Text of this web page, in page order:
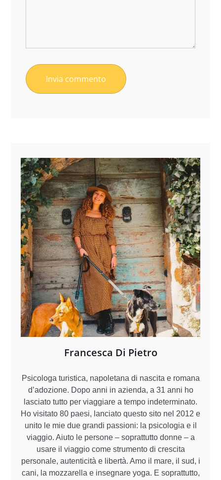
Francesca Di Pietro
Psicologa turistica, napoletana di nascita e romana
d’adozione. Dopo anni in azienda, a 31 anni ho
lasciato tutto per viaggiare a tempo indeterminato.
Ho visitato 80 paesi, lanciato questo sito nel 2012 e
unito le mie due grandi passioni: la psicologia e il
viaggio. Aiuto le persone – soprattutto donne – a
usare il viaggio come strumento di crescita
personale, autenticità e libertà. Amo il mare, il sud, i
cani, la mozzarella e insegnare yoga. E soprattutto,